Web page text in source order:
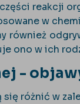
reakcji
w
również
ono w ich
-
różnić w